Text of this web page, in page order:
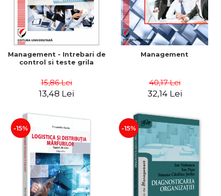
Management - Intrebari de
control si teste grila
15,86 Lei
13,48 Lei
Management
40,17 Lei
32,14 Lei
-15% -15%